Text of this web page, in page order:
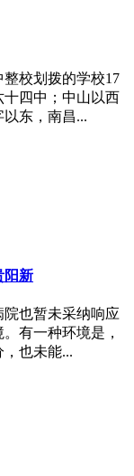
校划拨的学校17
十四中；中山以西
东，南昌...
阳新
也暂未采纳响应
有一种环境是，
也未能...